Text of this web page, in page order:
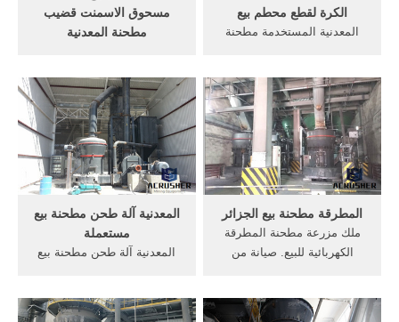
مسحوق الاسمنت قضيب
مطحنة المعدنية
2017 أعلى بيع مزرعة المطرقة
مطحنة للبيعus 4500سحق لهم
في مسحوقعالية السرعة
-مسحوق مطحنة تكلس الكتلة
المغوطه عند درجة حرارة
الدردشة على الانترنت
الكرة لقطع محطم بيع
المعدنية المستخدمة مطحنة
لتجفيف المعدنية آلة
الاستكشاف المعدنية للبيع
مطحنة الكرة الأنبوبية من نوع
مطحنة الفحم .
المعدنية آلة طحن مطحنة بيع
مستعملة
المعدنية آلة طحن مطحنة بيع
خلال الخطوط الساخنة وغيرها
المطرقة مطحنة بيع الجزائر
ملك مزرعة مطحنة المطرقة
الكهربائية للبيع. صيانة من
شركات لبيع المحاجر في